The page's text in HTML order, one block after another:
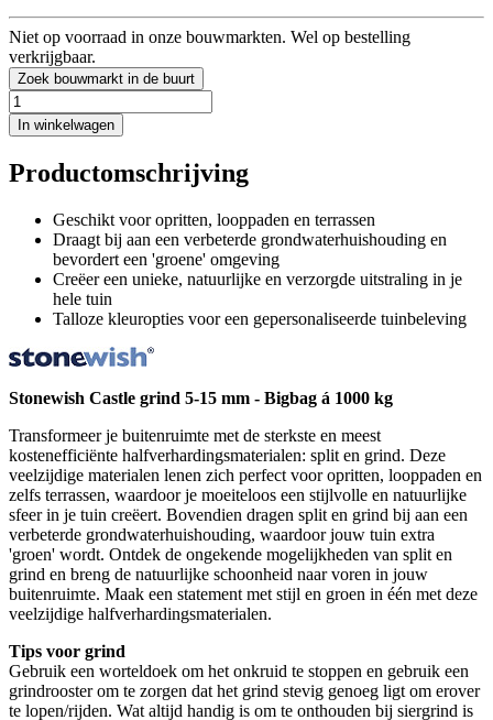
Niet op voorraad in onze bouwmarkten. Wel op bestelling
verkrijgbaar.
Zoek bouwmarkt in de buurt
In winkelwagen
Productomschrijving
Geschikt voor opritten, looppaden en terrassen
Draagt bij aan een verbeterde grondwaterhuishouding en
bevordert een 'groene' omgeving
Creëer een unieke, natuurlijke en verzorgde uitstraling in je
hele tuin
Talloze kleuropties voor een gepersonaliseerde tuinbeleving
Stonewish Castle grind 5-15 mm - Bigbag á 1000 kg
Transformeer je buitenruimte met de sterkste en meest
kostenefficiënte halfverhardingsmaterialen: split en grind. Deze
veelzijdige materialen lenen zich perfect voor opritten, looppaden en
zelfs terrassen, waardoor je moeiteloos een stijlvolle en natuurlijke
sfeer in je tuin creëert. Bovendien dragen split en grind bij aan een
verbeterde grondwaterhuishouding, waardoor jouw tuin extra
'groen' wordt. Ontdek de ongekende mogelijkheden van split en
grind en breng de natuurlijke schoonheid naar voren in jouw
buitenruimte. Maak een statement met stijl en groen in één met deze
veelzijdige halfverhardingsmaterialen.
Tips voor grind
Gebruik een worteldoek om het onkruid te stoppen en gebruik een
grindrooster om te zorgen dat het grind stevig genoeg ligt om erover
te lopen/rijden. Wat altijd handig is om te onthouden bij siergrind is